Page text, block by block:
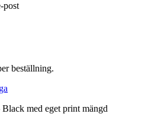
post
beställning.
med eget print mängd